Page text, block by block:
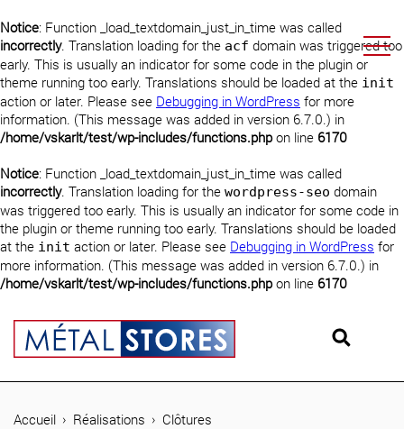
Notice: Function _load_textdomain_just_in_time was called
incorrectly. Translation loading for the acf domain was triggered too
early. This is usually an indicator for some code in the plugin or
theme running too early. Translations should be loaded at the init
action or later. Please see Debugging in WordPress for more
information. (This message was added in version 6.7.0.) in
/home/vskarlt/test/wp-includes/functions.phpon line 6170
Notice: Function _load_textdomain_just_in_time was called
incorrectly. Translation loading for the wordpress-seo domain
was triggered too early. This is usually an indicator for some code in
the plugin or theme running too early. Translations should be loaded
at the init action or later. Please see Debugging in WordPress for
more information. (This message was added in version 6.7.0.) in
/home/vskarlt/test/wp-includes/functions.phpon line 6170
04 74 65 26 73
Accueil Réalisations Clôtures